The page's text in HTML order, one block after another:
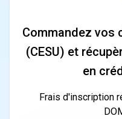
Commandez vos
(CESU) et
en
Frais d'inscription